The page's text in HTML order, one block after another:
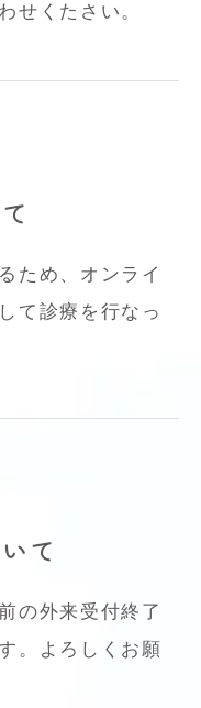
せくたさい。
ため、オンライ
て診療を行なっ
て
の外来受付終了
。よろしくお願